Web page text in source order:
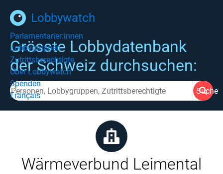
Lobbywatch
Parlamentarier:innen
Lobbygruppen
Zutrittsberechtigte
Über Lobbywatch
Spenden
Français
Grösste Lobbydatenbank
der Schweiz durchsuchen:
Suche
Wärmeverbund Leimental